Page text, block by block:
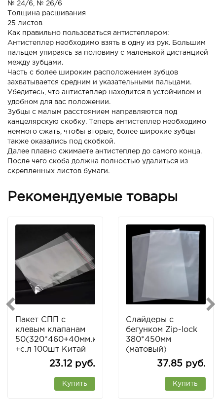
№ 24/6, № 26/6
Толщина расшивания
25 листов
Как правильно пользоваться антистеплером:
Антистеплер необходимо взять в одну из рук. Большим
пальцем упираясь за половину с маленькой дистанцией
между зубцами.
Часть с более широким расположением зубцов
захватывается средним и указательными пальцами.
Убедитесь, что антистеплер находится в устойчивом и
удобном для вас положении.
Зубцы с малым расстоянием направляются под
канцелярскую скобку. Теперь антистеплер необходимо
немного сжать, чтобы вторые, более широкие зубцы
также оказались под скобкой.
Далее плавно сжимаете антистеплер до самого конца.
После чего скоба должна полностью удалиться из
скрепленных листов бумаги.
Рекомендуемые товары
Пакет СПП с
клевым клапанам
50(320*460+40мм.кл.)
+с.л 100шт Китай
23.12 руб.
Купить
Слайдеры с
бегунком Zip-lock
380*450мм
(матовый)
100шт\уп Китай
37.85 руб.
Купить